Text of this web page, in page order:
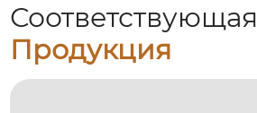
Соответствующая
Продукция